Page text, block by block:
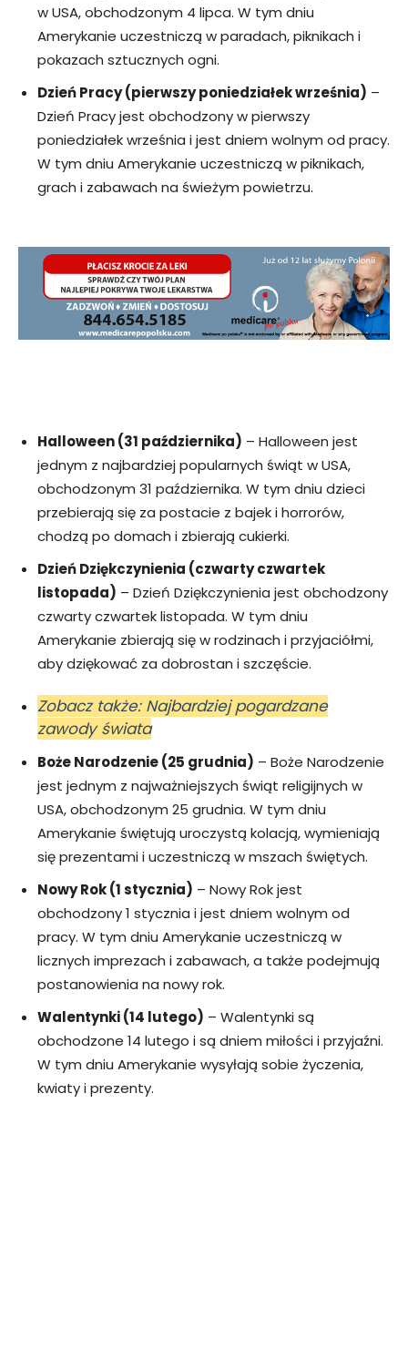
w USA, obchodzonym 4 lipca. W tym dniu
Amerykanie uczestniczą w paradach, piknikach i
pokazach sztucznych ogni.
Dzień Pracy (pierwszy poniedziałek września) –
Dzień Pracy jest obchodzony w pierwszy
poniedziałek września i jest dniem wolnym od pracy.
W tym dniu Amerykanie uczestniczą w piknikach,
grach i zabawach na świeżym powietrzu.
Halloween (31 października) – Halloween jest
jednym z najbardziej popularnych świąt w USA,
obchodzonym 31 października. W tym dniu dzieci
przebierają się za postacie z bajek i horrorów,
chodzą po domach i zbierają cukierki.
Dzień Dziękczynienia (czwarty czwartek
listopada) – Dzień Dziękczynienia jest obchodzony
czwarty czwartek listopada. W tym dniu
Amerykanie zbierają się w rodzinach i przyjaciółmi,
aby dziękować za dobrostan i szczęście.
Zobacz także: Najbardziej pogardzane
zawody świata
Boże Narodzenie (25 grudnia) – Boże Narodzenie
jest jednym z najważniejszych świąt religijnych w
USA, obchodzonym 25 grudnia. W tym dniu
Amerykanie świętują uroczystą kolacją, wymieniają
się prezentami i uczestniczą w mszach świętych.
Nowy Rok (1 stycznia) – Nowy Rok jest
obchodzony 1 stycznia i jest dniem wolnym od
pracy. W tym dniu Amerykanie uczestniczą w
licznych imprezach i zabawach, a także podejmują
postanowienia na nowy rok.
Walentynki (14 lutego) – Walentynki są
obchodzone 14 lutego i są dniem miłości i przyjaźni.
W tym dniu Amerykanie wysyłają sobie życzenia,
kwiaty i prezenty.